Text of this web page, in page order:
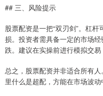
## 三、风险提示
股票配资是一把“双刃剑”。杠
损。投资者需具备一定的市场
跌。建议在实操前进行模拟交易
总之，股票配资并非适合所有
里什么是超配，方能在市场波动